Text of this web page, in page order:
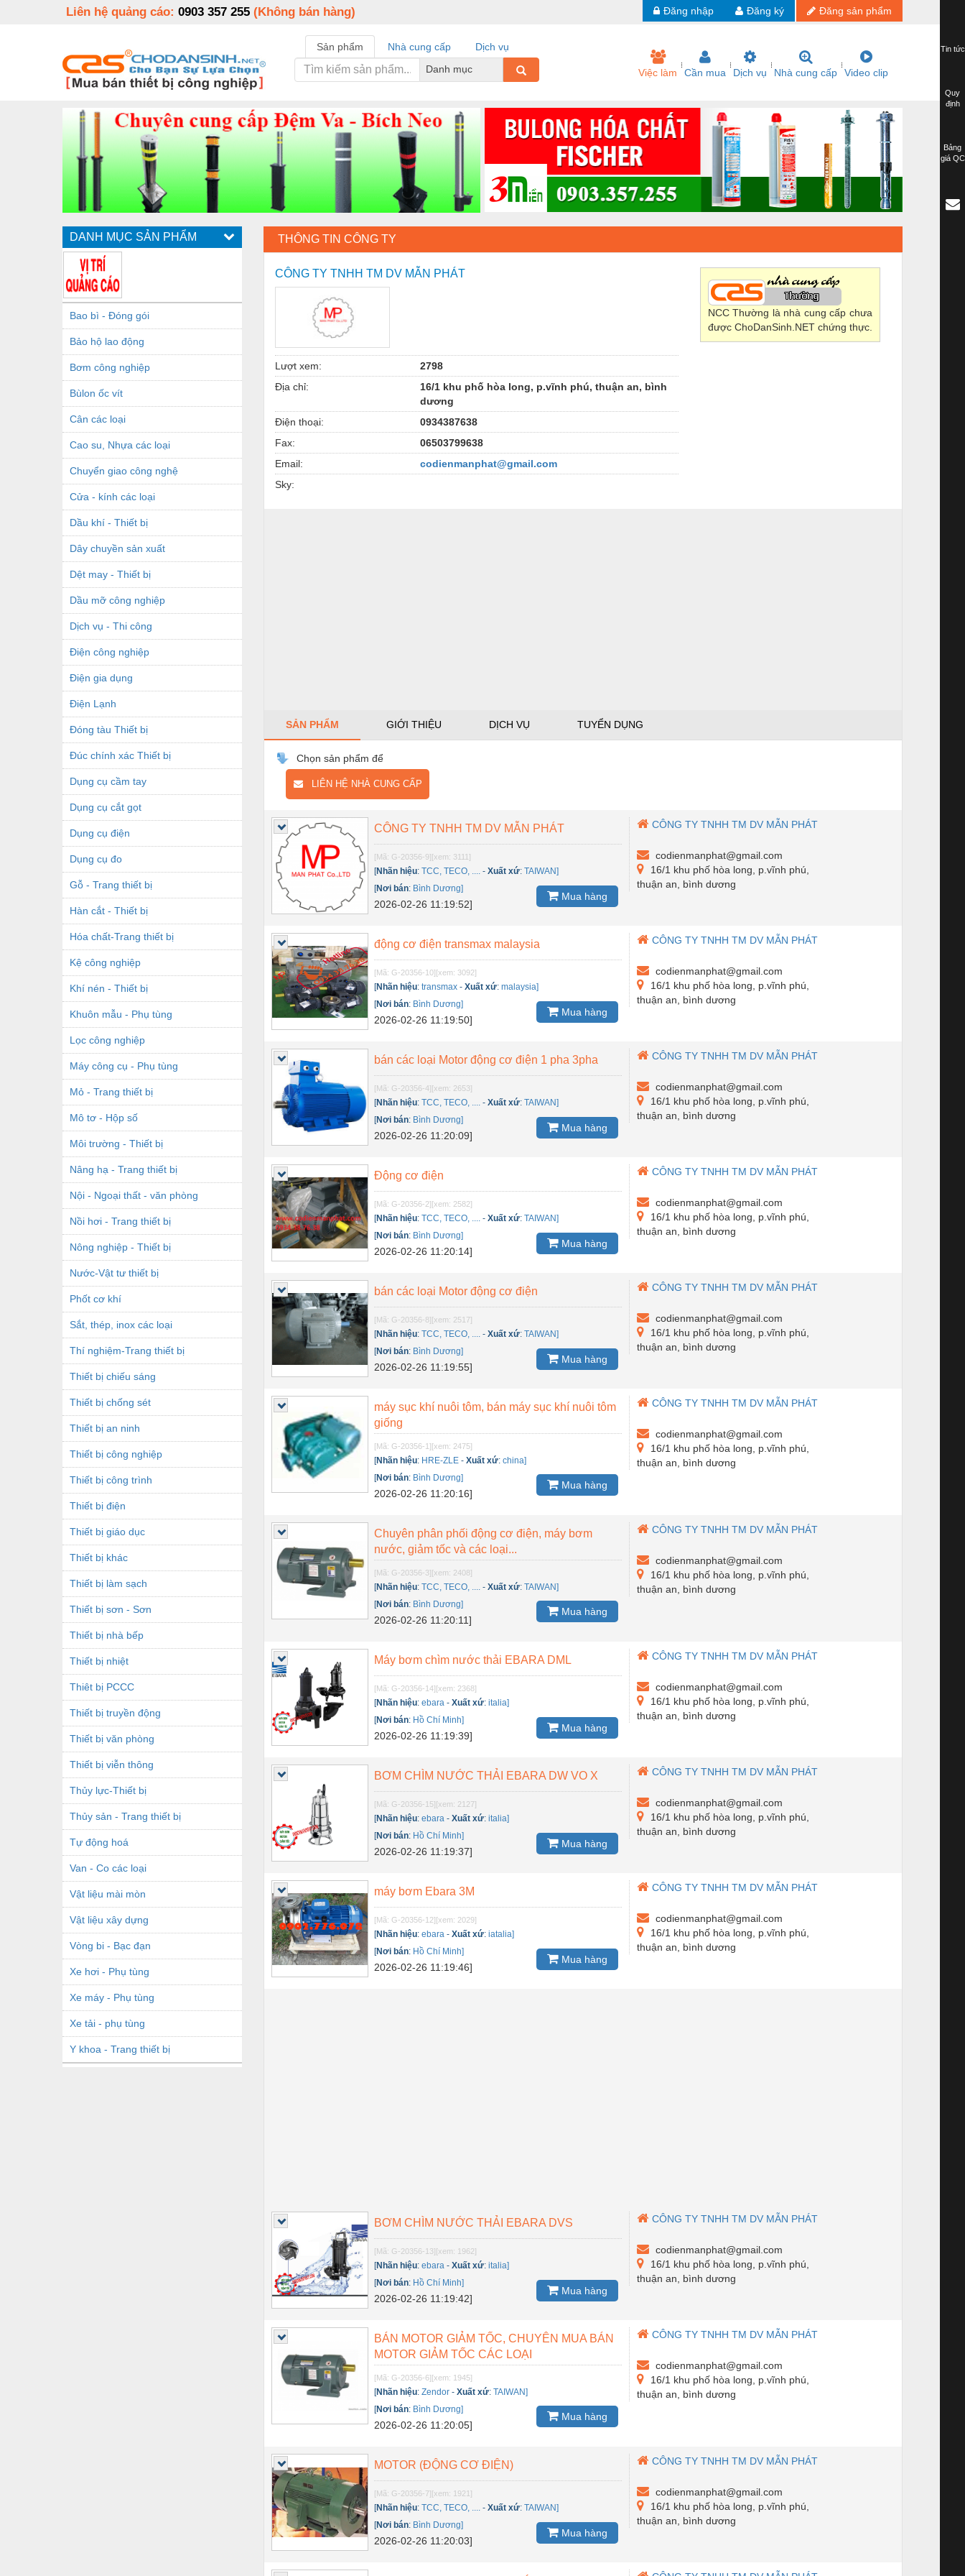
Liên hệ quảng cáo: 0903 357 255 (Không bán hàng) Đăng sản phẩm
Đăng ký
Đăng nhập
Sản phẩm Nhà cung cấp
Dịch vụ
Danh mục
Việc làm Cần mua Dịch vụ Nhà cung cấp Video clip
DANH MỤC SẢN PHẨM
Bao bì - Đóng gói
Bảo hộ lao động
Bơm công nghiệp
Bùlon ốc vít
Cân các loại
Cao su, Nhựa các loại
Chuyển giao công nghệ
Cửa - kính các loại
Dầu khí - Thiết bị
Dây chuyền sản xuất
Dệt may - Thiết bị
Dầu mỡ công nghiệp
Dịch vụ - Thi công
Điện công nghiệp
Điện gia dụng
Điện Lạnh
Đóng tàu Thiết bị
Đúc chính xác Thiết bị
Dụng cụ cầm tay
Dụng cụ cắt gọt
Dụng cụ điện
Dụng cụ đo
Gỗ - Trang thiết bị
Hàn cắt - Thiết bị
Hóa chất-Trang thiết bị
Kệ công nghiệp
Khí nén - Thiết bị
Khuôn mẫu - Phụ tùng
Lọc công nghiệp
Máy công cụ - Phụ tùng
Mỏ - Trang thiết bị
Mô tơ - Hộp số
Môi trường - Thiết bị
Nâng hạ - Trang thiết bị
Nội - Ngoại thất - văn phòng
Nồi hơi - Trang thiết bị
Nông nghiệp - Thiết bị
Nước-Vật tư thiết bị
Phốt cơ khí
Sắt, thép, inox các loại
Thí nghiệm-Trang thiết bị
Thiết bị chiếu sáng
Thiết bị chống sét
Thiết bị an ninh
Thiết bị công nghiệp
Thiết bị công trình
Thiết bị điện
Thiết bị giáo dục
Thiết bị khác
Thiết bị làm sạch
Thiết bị sơn - Sơn
Thiết bị nhà bếp
Thiết bị nhiệt
Thiêt bị PCCC
Thiết bị truyền động
Thiết bị văn phòng
Thiết bị viễn thông
Thủy lực-Thiết bị
Thủy sản - Trang thiết bị
Tự động hoá
Van - Co các loại
Vật liệu mài mòn
Vật liệu xây dựng
Vòng bi - Bạc đạn
Xe hơi - Phụ tùng
Xe máy - Phụ tùng
Xe tải - phụ tùng
Y khoa - Trang thiết bị
THÔNG TIN CÔNG TY
CÔNG TY TNHH TM DV MẪN PHÁT
Lượt xem:
2798
Địa chỉ:
16/1 khu phố hòa long, p.vĩnh phú, thuận an, bình
dương
Điện thoại:
0934387638
Fax:
06503799638
Email:
codienmanphat@gmail.com
Sky:
NCC Thường là nhà cung cấp chưa
được ChoDanSinh.NET chứng thực.
SẢN PHẨM GIỚI THIỆU DỊCH VỤ TUYỂN DỤNG
Chọn sản phẩm để
LIÊN HỆ NHÀ CUNG CẤP
CÔNG TY TNHH TM DV MẪN PHÁT
[Mã: G-20356-9][xem: 3111]
[Nhãn hiệu:TCC, TECO, .... -Xuất xứ:TAIWAN]
[Nơi bán: Bình Dương]
2026-02-26 11:19:52]
Mua hàng
CÔNG TY TNHH TM DV MẪN PHÁT
codienmanphat@gmail.com
16/1 khu phố hòa long, p.vĩnh phú,
thuận an, bình dương
động cơ điện transmax malaysia
[Mã: G-20356-10][xem: 3092]
[Nhãn hiệu:transmax -Xuất xứ:malaysia]
[Nơi bán: Bình Dương]
2026-02-26 11:19:50]
Mua hàng
CÔNG TY TNHH TM DV MẪN PHÁT
codienmanphat@gmail.com
16/1 khu phố hòa long, p.vĩnh phú,
thuận an, bình dương
bán các loại Motor động cơ điện 1 pha 3pha
[Mã: G-20356-4][xem: 2653]
[Nhãn hiệu:TCC, TECO, .... -Xuất xứ:TAIWAN]
[Nơi bán: Bình Dương]
2026-02-26 11:20:09]
Mua hàng
CÔNG TY TNHH TM DV MẪN PHÁT
codienmanphat@gmail.com
16/1 khu phố hòa long, p.vĩnh phú,
thuận an, bình dương
Động cơ điện
[Mã: G-20356-2][xem: 2582]
[Nhãn hiệu:TCC, TECO, .... -Xuất xứ:TAIWAN]
[Nơi bán: Bình Dương]
2026-02-26 11:20:14]
Mua hàng
CÔNG TY TNHH TM DV MẪN PHÁT
codienmanphat@gmail.com
16/1 khu phố hòa long, p.vĩnh phú,
thuận an, bình dương
bán các loại Motor động cơ điện
[Mã: G-20356-8][xem: 2517]
[Nhãn hiệu:TCC, TECO, .... -Xuất xứ:TAIWAN]
[Nơi bán: Bình Dương]
2026-02-26 11:19:55]
Mua hàng
CÔNG TY TNHH TM DV MẪN PHÁT
codienmanphat@gmail.com
16/1 khu phố hòa long, p.vĩnh phú,
thuận an, bình dương
máy sục khí nuôi tôm, bán máy sục khí nuôi tôm
giống
[Mã: G-20356-1][xem: 2475]
[Nhãn hiệu: HRE-ZLE -Xuất xứ:china]
[Nơi bán: Bình Dương]
2026-02-26 11:20:16]
Mua hàng
CÔNG TY TNHH TM DV MẪN PHÁT
codienmanphat@gmail.com
16/1 khu phố hòa long, p.vĩnh phú,
thuận an, bình dương
Chuyên phân phối động cơ điện, máy bơm
nước, giảm tốc và các loại...
[Mã: G-20356-3][xem: 2408]
[Nhãn hiệu:TCC, TECO, .... -Xuất xứ:TAIWAN]
[Nơi bán: Bình Dương]
2026-02-26 11:20:11]
Mua hàng
CÔNG TY TNHH TM DV MẪN PHÁT
codienmanphat@gmail.com
16/1 khu phố hòa long, p.vĩnh phú,
thuận an, bình dương
Máy bơm chìm nước thải EBARA DML
[Mã: G-20356-14][xem: 2368]
[Nhãn hiệu:ebara -Xuất xứ:italia]
[Nơi bán: Hồ Chí Minh]
2026-02-26 11:19:39]
Mua hàng
CÔNG TY TNHH TM DV MẪN PHÁT
codienmanphat@gmail.com
16/1 khu phố hòa long, p.vĩnh phú,
thuận an, bình dương
BƠM CHÌM NƯỚC THẢI EBARA DW VO X
[Mã: G-20356-15][xem: 2127]
[Nhãn hiệu:ebara -Xuất xứ:italia]
[Nơi bán: Hồ Chí Minh]
2026-02-26 11:19:37]
Mua hàng
CÔNG TY TNHH TM DV MẪN PHÁT
codienmanphat@gmail.com
16/1 khu phố hòa long, p.vĩnh phú,
thuận an, bình dương
máy bơm Ebara 3M
[Mã: G-20356-12][xem: 2029]
[Nhãn hiệu:ebara -Xuất xứ:iatalia]
[Nơi bán: Hồ Chí Minh]
2026-02-26 11:19:46]
Mua hàng
CÔNG TY TNHH TM DV MẪN PHÁT
codienmanphat@gmail.com
16/1 khu phố hòa long, p.vĩnh phú,
thuận an, bình dương
BƠM CHÌM NƯỚC THẢI EBARA DVS
[Mã: G-20356-13][xem: 1962]
[Nhãn hiệu:ebara -Xuất xứ:italia]
[Nơi bán: Hồ Chí Minh]
2026-02-26 11:19:42]
Mua hàng
CÔNG TY TNHH TM DV MẪN PHÁT
codienmanphat@gmail.com
16/1 khu phố hòa long, p.vĩnh phú,
thuận an, bình dương
BÁN MOTOR GIẢM TỐC, CHUYÊN MUA BÁN
MOTOR GIẢM TỐC CÁC LOẠI
[Mã: G-20356-6][xem: 1945]
[Nhãn hiệu:Zendor -Xuất xứ:TAIWAN]
[Nơi bán: Bình Dương]
2026-02-26 11:20:05]
Mua hàng
CÔNG TY TNHH TM DV MẪN PHÁT
codienmanphat@gmail.com
16/1 khu phố hòa long, p.vĩnh phú,
thuận an, bình dương
MOTOR (ĐỘNG CƠ ĐIỆN)
[Mã: G-20356-7][xem: 1921]
[Nhãn hiệu:TCC, TECO, .... -Xuất xứ:TAIWAN]
[Nơi bán: Bình Dương]
2026-02-26 11:20:03]
Mua hàng
CÔNG TY TNHH TM DV MẪN PHÁT
codienmanphat@gmail.com
16/1 khu phố hòa long, p.vĩnh phú,
thuận an, bình dương
Tin tức
Quy
định
Bảng
giá QC